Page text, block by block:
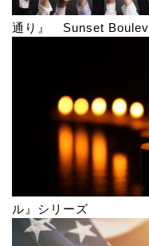
通り』 Sunset
ル』シリーズ